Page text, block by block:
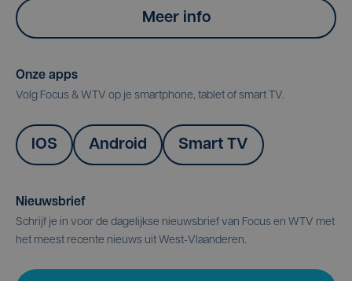
Meer info
Onze apps
Volg Focus & WTV op je smartphone, tablet of smart TV.
IOS Android Smart TV
Nieuwsbrief
Schrijf je in voor de dagelijkse nieuwsbrief van Focus en WTV met
het meest recente nieuws uit West-Vlaanderen.